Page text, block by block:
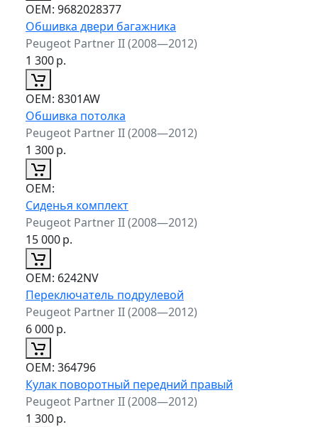
ОЕМ: 9682028377
Обшивка двери багажника
Peugeot Partner II (2008—2012)
1 300р.
ОЕМ: 8301AW
Обшивка потолка
Peugeot Partner II (2008—2012)
1 300р.
ОЕМ:
Сиденья комплект
Peugeot Partner II (2008—2012)
15 000р.
ОЕМ: 6242NV
Переключатель подрулевой
Peugeot Partner II (2008—2012)
6 000р.
ОЕМ: 364796
Кулак поворотный передний правый
Peugeot Partner II (2008—2012)
1 300р.